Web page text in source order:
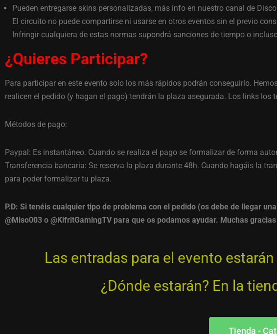
Pueden entregarse skins personalizadas, más info en nuestro canal de
El circuito no puede compartirse ni usarse en otros eventos sin el previo
Infringir cualquiera de estas normas supondrá sanciones de tiempo o
¿Quieres Participar?
Para participar en este evento solo los más rápidos podrán conseguirlo.
realicen el pedido (y hagan el pago) tendrán la plaza asegurada. Los links los
Métodos de pago:
Paypal: Es instantáneo. Cuando se realiza el pago se formalizar de forma
Transferencia bancaria: Se reserva la plaza durante 48h. Cuando hagáis la
para poder formalizar tu plaza.
P.D: Si tenéis cualquier tipo de problema con el pedido (os debe de llegar
@Miso003 o @KifritGamingTV para que os podamos ayudar. Muchas gracias
Las entradas para el evento
¿Dónde estarán? En la
Tienda -